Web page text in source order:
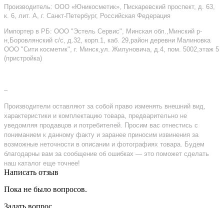
Производитель: ООО «Юникосметик», Пискаревский проспект, д. 63,
к. 6, лит. А, г. Санкт-Петербург, Российская Федерация
Импортер в РБ: ООО "Эстель Сервис", Минская обл.,Минский р-
н,Боровлянский с/с, д.32, корп.1, каб. 29,район деревни Малиновка
ООО "Сити косметик", г. Минск,ул. Жилуновича, д.4, пом. 5002,этаж 5
(пристройка)
–
Производители оставляют за собой право изменять внешний вид,
характеристики и комплектацию товара, предварительно не
уведомляя продавцов и потребителей. Просим вас отнестись с
пониманием к данному факту и заранее приносим извинения за
возможные неточности в описании и фотографиях товара. Будем
благодарны вам за сообщение об ошибках — это поможет сделать
наш каталог еще точнее!
Написать отзыв
Пока не было вопросов.
Задать вопрос